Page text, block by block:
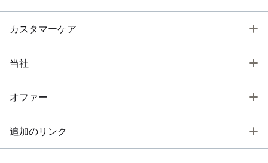
カスタマーケア
当社
オファー
追加のリンク